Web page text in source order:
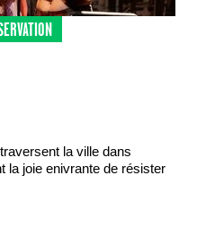
la ville dans
la joie enivrante de résister